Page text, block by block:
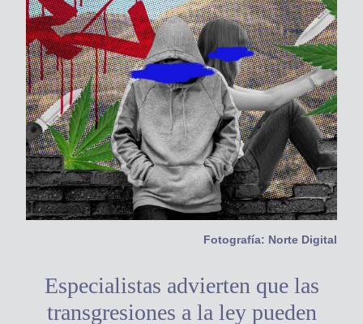
Fotografía: Norte Digital
Especialistas advierten que las
transgresiones a la ley pueden